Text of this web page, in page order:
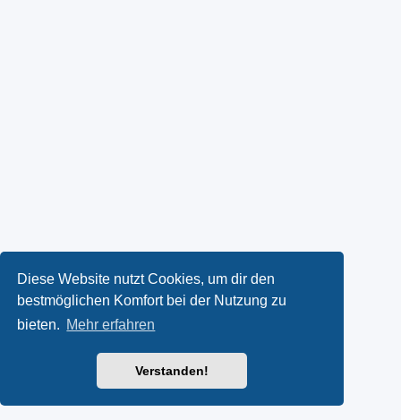
Diese Website nutzt Cookies, um dir den
bestmöglichen Komfort bei der Nutzung zu
bieten. Mehr erfahren
Verstanden!